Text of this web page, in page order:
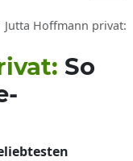
Jutta Hoffmann privat:
So